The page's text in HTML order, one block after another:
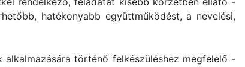
hatékonyabb együttműködést, a nevelési,
történő felkészüléshez megfelelő -